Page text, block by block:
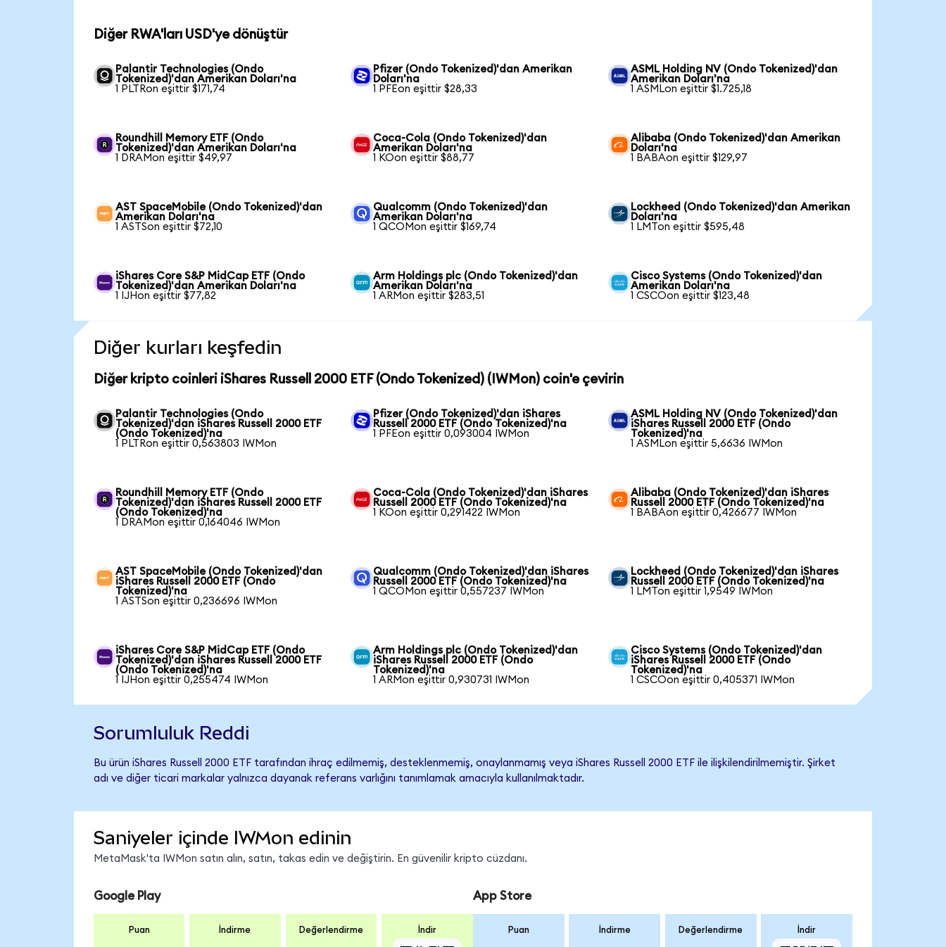
Diğer RWA'ları USD'ye dönüştür
Palantir Technologies (Ondo
Tokenized)'dan Amerikan Doları'na
1 PLTRon eşittir $171,74
Pfizer (Ondo Tokenized)'dan Amerikan
Doları'na
1 PFEon eşittir $28,33
ASML Holding NV (Ondo Tokenized)'dan
Amerikan Doları'na
1 ASMLon eşittir $1.725,18
Roundhill Memory ETF (Ondo
Tokenized)'dan Amerikan Doları'na
1 DRAMon eşittir $49,97
Coca-Cola (Ondo Tokenized)'dan
Amerikan Doları'na
1 KOon eşittir $88,77
Alibaba (Ondo Tokenized)'dan Amerikan
Doları'na
1 BABAon eşittir $129,97
AST SpaceMobile (Ondo Tokenized)'dan
Amerikan Doları'na
1 ASTSon eşittir $72,10
Qualcomm (Ondo Tokenized)'dan
Amerikan Doları'na
1 QCOMon eşittir $169,74
Lockheed (Ondo Tokenized)'dan Amerikan
Doları'na
1 LMTon eşittir $595,48
iShares Core S&P MidCap ETF (Ondo
Tokenized)'dan Amerikan Doları'na
1 IJHon eşittir $77,82
Arm Holdings plc (Ondo Tokenized)'dan
Amerikan Doları'na
1 ARMon eşittir $283,51
Cisco Systems (Ondo Tokenized)'dan
Amerikan Doları'na
1 CSCOon eşittir $123,48
Diğer kurları keşfedin
Diğer kripto coinleri iShares Russell 2000 ETF (Ondo Tokenized) (IWMon) coin'e çevirin
Palantir Technologies (Ondo
Tokenized)'dan iShares Russell 2000 ETF
(Ondo Tokenized)'na
1 PLTRon eşittir 0,563803 IWMon
Pfizer (Ondo Tokenized)'dan iShares
Russell 2000 ETF (Ondo Tokenized)'na
1 PFEon eşittir 0,093004 IWMon
ASML Holding NV (Ondo Tokenized)'dan
iShares Russell 2000 ETF (Ondo
Tokenized)'na
1 ASMLon eşittir 5,6636 IWMon
Roundhill Memory ETF (Ondo
Tokenized)'dan iShares Russell 2000 ETF
(Ondo Tokenized)'na
1 DRAMon eşittir 0,164046 IWMon
Coca-Cola (Ondo Tokenized)'dan iShares
Russell 2000 ETF (Ondo Tokenized)'na
1 KOon eşittir 0,291422 IWMon
Alibaba (Ondo Tokenized)'dan iShares
Russell 2000 ETF (Ondo Tokenized)'na
1 BABAon eşittir 0,426677 IWMon
AST SpaceMobile (Ondo Tokenized)'dan
iShares Russell 2000 ETF (Ondo
Tokenized)'na
1 ASTSon eşittir 0,236696 IWMon
Qualcomm (Ondo Tokenized)'dan iShares
Russell 2000 ETF (Ondo Tokenized)'na
1 QCOMon eşittir 0,557237 IWMon
Lockheed (Ondo Tokenized)'dan iShares
Russell 2000 ETF (Ondo Tokenized)'na
1 LMTon eşittir 1,9549 IWMon
iShares Core S&P MidCap ETF (Ondo
Tokenized)'dan iShares Russell 2000 ETF
(Ondo Tokenized)'na
1 IJHon eşittir 0,255474 IWMon
Arm Holdings plc (Ondo Tokenized)'dan
iShares Russell 2000 ETF (Ondo
Tokenized)'na
1 ARMon eşittir 0,930731 IWMon
Cisco Systems (Ondo Tokenized)'dan
iShares Russell 2000 ETF (Ondo
Tokenized)'na
1 CSCOon eşittir 0,405371 IWMon
Sorumluluk Reddi
Bu ürün iShares Russell 2000 ETF tarafından ihraç edilmemiş, desteklenmemiş, onaylanmamış veya iShares Russell 2000 ETF ile ilişkilendirilmemiştir. Şirket
adı ve diğer ticari markalar yalnızca dayanak referans varlığını tanımlamak amacıyla kullanılmaktadır.
Saniyeler içinde IWMon edinin
MetaMask'ta IWMon satın alın, satın, takas edin ve değiştirin. En güvenilir kripto cüzdanı.
Google Play
Puan İndirme Değerlendirme İndir
App Store
Puan İndirme Değerlendirme İndir